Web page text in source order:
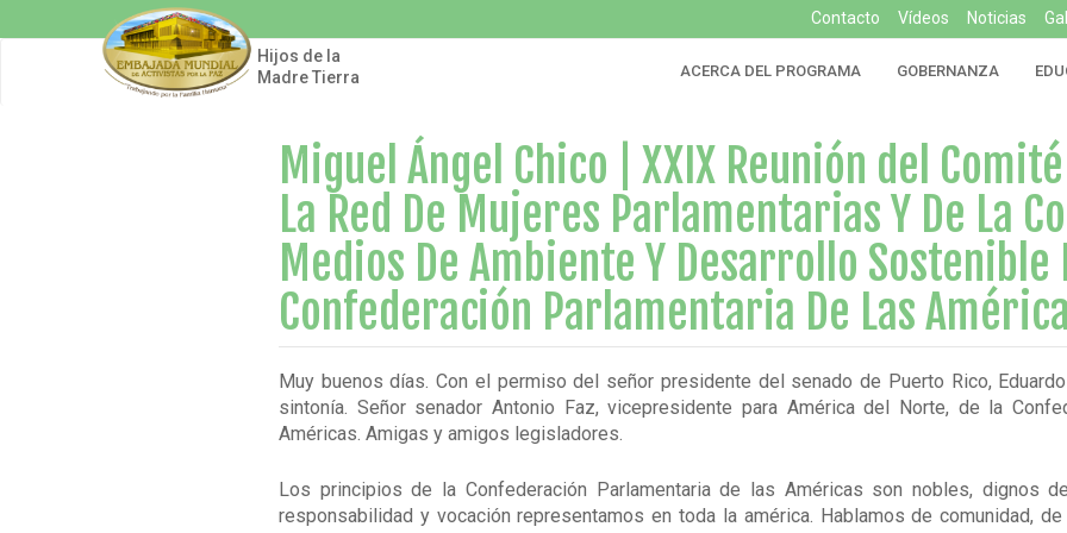
Contacto Vídeos Noticias
Hijos de la
Madre Tierra
ACERCA DEL PROGRAMA GOBERNANZA
Miguel Ángel Chico | XXIX Reunión del
La Red De Mujeres Parlamentarias Y De La
Medios De Ambiente Y Desarrollo Sostenible
Confederación Parlamentaria De Las
Muy buenos días. Con el permiso del señor presidente del senado de Puerto Rico,
sintonía. Señor senador Antonio Faz, vicepresidente para América del Norte, de la
Américas. Amigas y amigos legisladores.
Los principios de la Confederación Parlamentaria de las Américas son nobles, dignos
responsabilidad y vocación representamos en toda la américa. Hablamos de comunidad,